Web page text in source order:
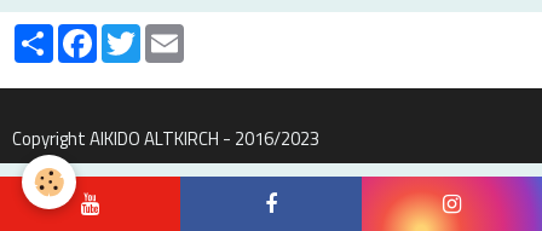
PartagerFacebook
Twitter
Copyright AIKIDO ALTKIRCH - 2016/2023